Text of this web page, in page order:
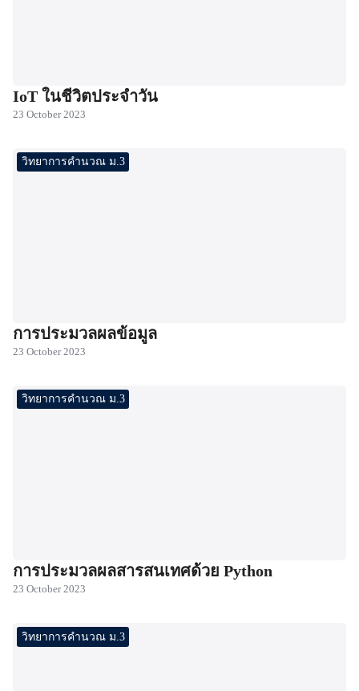
IoT ในชีวิตประจำวัน
23 October 2023
วิทยาการคำนวณ ม.3
การประมวลผลข้อมูล
23 October 2023
วิทยาการคำนวณ ม.3
การประมวลผลสารสนเทศด้วย Python
23 October 2023
วิทยาการคำนวณ ม.3